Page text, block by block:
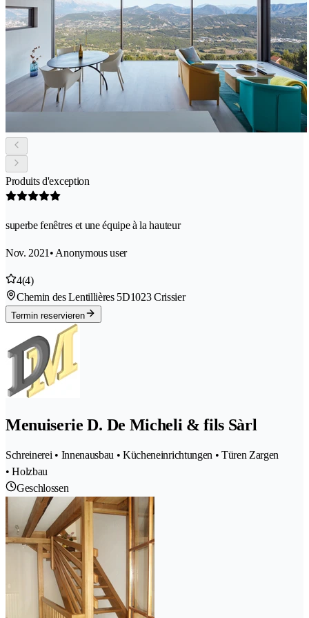
Produits d'exception
superbe fenêtres et une équipe à la hauteur
Nov. 2021 • Anonymous user
4(4)
Chemin des Lentillières 5D1023 Crissier
Termin reservieren
Menuiserie D. De Micheli & fils Sàrl
Schreinerei • Innenausbau • Kücheneinrichtungen • Türen Zargen
• Holzbau
Geschlossen